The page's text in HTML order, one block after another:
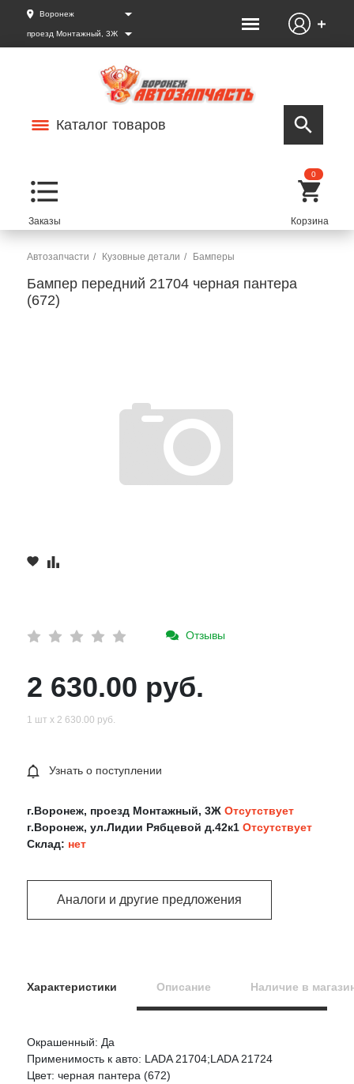
Воронеж
проезд Монтажный, 3Ж
Каталог товаров
0
Автозапчасти Кузовные детали Бамперы
Бампер передний 21704 черная пантера
(672)
Отзывы
2 630.00 руб.
1 шт х 2 630.00 руб.
Узнать о поступлении
г.Воронеж, проезд Монтажный, 3Ж Отсутствует
г.Воронеж, ул.Лидии Рябцевой д.42к1 Отсутствует
Склад: нет
Аналоги и другие предложения
Характеристики Описание Наличие в
Окрашенный: Да
Применимость к авто: LADA 21704;LADA 21724
Цвет: черная пантера (672)
Оцените товар: